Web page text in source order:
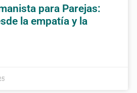
para Parejas:
la empatía y la